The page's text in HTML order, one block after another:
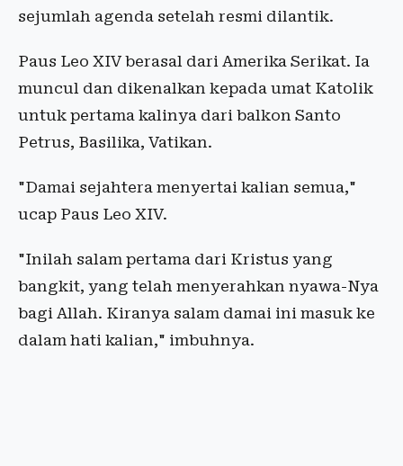
sejumlah agenda setelah resmi dilantik.
Paus Leo XIV berasal dari Amerika Serikat. Ia
muncul dan dikenalkan kepada umat Katolik
untuk pertama kalinya dari balkon Santo
Petrus, Basilika, Vatikan.
"Damai sejahtera menyertai kalian semua,"
ucap Paus Leo XIV.
"Inilah salam pertama dari Kristus yang
bangkit, yang telah menyerahkan nyawa-Nya
bagi Allah. Kiranya salam damai ini masuk ke
dalam hati kalian," imbuhnya.